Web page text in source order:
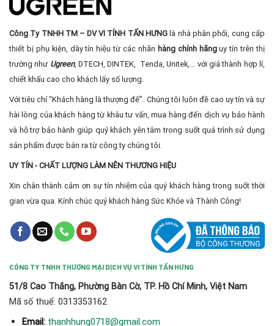
Công Ty TNHH TM – DV VI TÍNH TẤN HƯNG là nhà phân phối, cung cấp
thiết bị phụ kiện, dây tín hiệu từ các nhãn hàng chính hãnguy tín trên thị
trường như Ugreen, DTECH, DINTEK, Tenda, Unitek,… với giá thành hợp lí,
chiết khấu cao cho khách lấy số lượng.
Với tiêu chí “Khách hàng là thượng đế”. Chúng tôi luôn đề cao uy tín và sự
hài lòng của khách hàng từ khâu tư vấn, mua hàng đến dịch vụ bảo hành
và hỗ trợ bảo hành giúp quý khách yên tâm trong suốt quá trình sử dụng
sản phẩm được bán ra từ công ty chúng tôi.
UY TÍN - CHẤT LƯỢNG LÀM NÊN THƯƠNG HIỆU
Xin chân thành cảm ơn sự tín nhiệm của quý khách hàng trong suốt thời
gian vừa qua. Kính chúc quý khách hàng Sức Khỏe và Thành Công!
CÔNG TY TNHH THƯƠNG MẠI DỊCH VỤ VI TÍNH TẤN HƯNG
51/8 Cao Thắng, Phường Bàn Cờ, TP. Hồ Chí Minh, Việt Nam
Mã số thuế: 0313353162
Email: thanhhung0718@gmail.com